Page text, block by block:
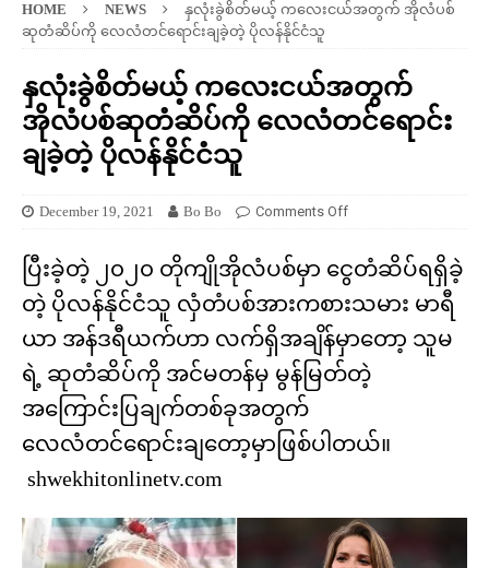
HOME NEWS
နှလုံးခွဲစိတ်မယ့် ကလေးငယ်အတွက် အိုလံပစ်
ဆုတံဆိပ်ကို လေလံတင်ရောင်းချခဲ့တဲ့ ပိုလန်နိုင်ငံသူ
နှလုံးခွဲစိတ်မယ့် ကလေးငယ်အတွက်
အိုလံပစ်ဆုတံဆိပ်ကို လေလံတင်ရောင်း
ချခဲ့တဲ့ ပိုလန်နိုင်ငံသူ
December 19, 2021 Bo Bo Comments Off
ပြီးခဲ့တဲ့ ၂၀၂၀ တိုကျိုအိုလံပစ်မှာ ငွေတံဆိပ်ရရှိခဲ့
တဲ့ ပိုလန်နိုင်ငံသူ လှံတံပစ်အားကစားသမား မာရီ
ယာ အန်ဒရီယက်ဟာ လက်ရှိအချိန်မှာတော့ သူမ
ရဲ့ ဆုတံဆိပ်ကို အင်မတန်မှ မွန်မြတ်တဲ့
အကြောင်းပြချက်တစ်ခုအတွက်
လေလံတင်ရောင်းချတော့မှာဖြစ်ပါတယ်။
shwekhitonlinetv.com